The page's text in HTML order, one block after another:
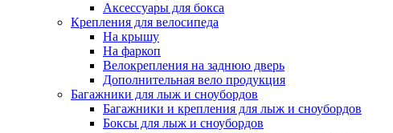
Аксессуары для бокса
Крепления для велосипеда
На крышу
На фаркоп
Велокрепления на заднюю дверь
Дополнительная вело продукция
Багажники для лыж и сноубордов
Багажники и крепления для лыж и сноубордов
Боксы для лыж и сноубордов